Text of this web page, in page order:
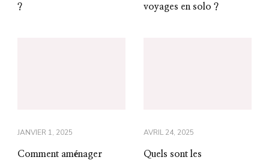
?
voyages en solo ?
JANVIER 1, 2025
Comment aménager
AVRIL 24, 2025
Quels sont les